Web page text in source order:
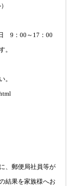
9：00～17：00
。
。
、郵便局社員等が
結果を家族様へお